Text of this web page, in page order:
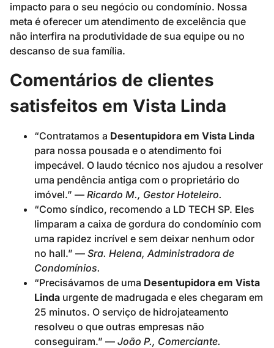
impacto para o seu negócio ou condomínio. Nossa
meta é oferecer um atendimento de excelência que
não interfira na produtividade de sua equipe ou no
descanso de sua família.
Comentários de clientes
satisfeitos em Vista Linda
“Contratamos a Desentupidora em Vista Linda
para nossa pousada e o atendimento foi
impecável. O laudo técnico nos ajudou a resolver
uma pendência antiga com o proprietário do
imóvel.” — Ricardo M., Gestor Hoteleiro.
“Como síndico, recomendo a LD TECH SP. Eles
limparam a caixa de gordura do condomínio com
uma rapidez incrível e sem deixar nenhum odor
no hall.” — Sra. Helena, Administradora de
Condomínios.
“Precisávamos de uma Desentupidora em Vista
Linda urgente de madrugada e eles chegaram em
25 minutos. O serviço de hidrojateamento
resolveu o que outras empresas não
conseguiram.” — João P., Comerciante.